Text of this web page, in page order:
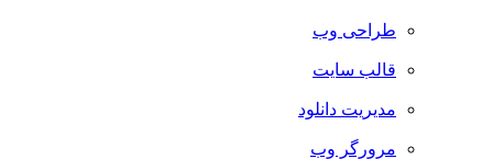
طراحی وب
قالب سایت
مدیریت دانلود
مرورگر وب